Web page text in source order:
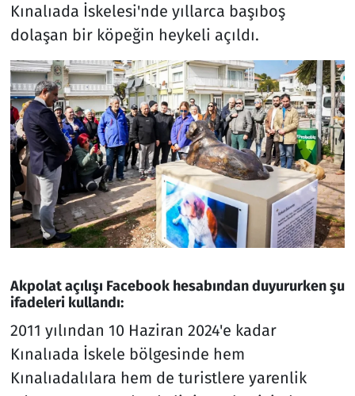
Kınalıada İskelesi'nde yıllarca başıboş
dolaşan bir köpeğin heykeli açıldı.
Akpolat açılışı Facebook hesabından duyururken şu
ifadeleri kullandı:
2011 yılından 10 Haziran 2024'e kadar
Kınalıada İskele bölgesinde hem
Kınalıadalılara hem de turistlere yarenlik